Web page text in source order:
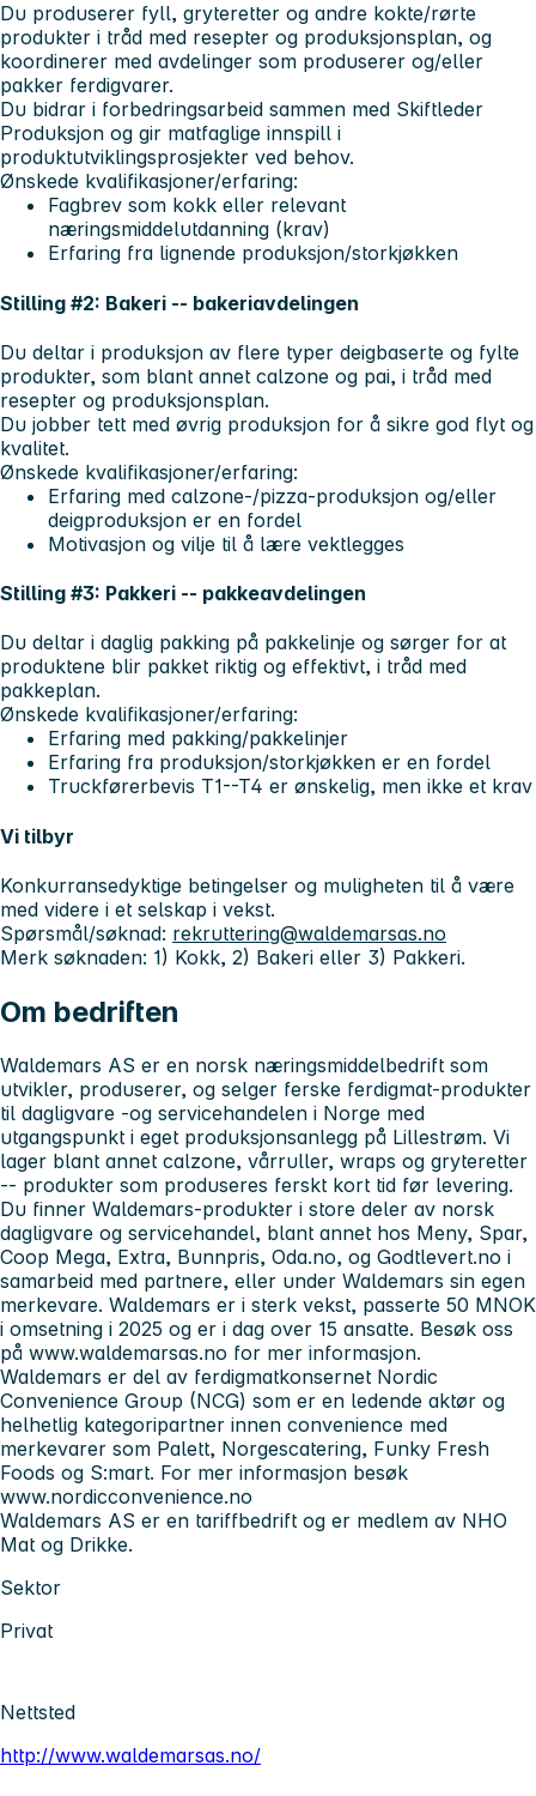
Du produserer fyll, gryteretter og andre kokte/rørte
produkter i tråd med resepter og produksjonsplan, og
koordinerer med avdelinger som produserer og/eller
pakker ferdigvarer.
Du bidrar i forbedringsarbeid sammen med Skiftleder
Produksjon og gir matfaglige innspill i
produktutviklingsprosjekter ved behov.
Ønskede kvalifikasjoner/erfaring:
Fagbrev som kokk eller relevant
næringsmiddelutdanning (krav)
Erfaring fra lignende produksjon/storkjøkken
Stilling #2: Bakeri -- bakeriavdelingen
Du deltar i produksjon av flere typer deigbaserte og fylte
produkter, som blant annet calzone og pai, i tråd med
resepter og produksjonsplan.
Du jobber tett med øvrig produksjon for å sikre god flyt og
kvalitet.
Ønskede kvalifikasjoner/erfaring:
Erfaring med calzone-/pizza‑produksjon og/eller
deigproduksjon er en fordel
Motivasjon og vilje til å lære vektlegges
Stilling #3: Pakkeri -- pakkeavdelingen
Du deltar i daglig pakking på pakkelinje og sørger for at
produktene blir pakket riktig og effektivt, i tråd med
pakkeplan.
Ønskede kvalifikasjoner/erfaring:
Erfaring med pakking/pakkelinjer
Erfaring fra produksjon/storkjøkken er en fordel
Truckførerbevis T1--T4 er ønskelig, men ikke et krav
Vi tilbyr
Konkurransedyktige betingelser og muligheten til å være
med videre i et selskap i vekst.
Spørsmål/søknad: rekruttering@waldemarsas.no
Merk søknaden: 1) Kokk, 2) Bakeri eller 3) Pakkeri.
Om bedriften
Waldemars AS er en norsk næringsmiddelbedrift som
utvikler, produserer, og selger ferske ferdigmat-produkter
til dagligvare -og servicehandelen i Norge med
utgangspunkt i eget produksjonsanlegg på Lillestrøm. Vi
lager blant annet calzone, vårruller, wraps og gryteretter
-- produkter som produseres ferskt kort tid før levering.
Du finner Waldemars-produkter i store deler av norsk
dagligvare og servicehandel, blant annet hos Meny, Spar,
Coop Mega, Extra, Bunnpris, Oda.no, og Godtlevert.no i
samarbeid med partnere, eller under Waldemars sin egen
merkevare. Waldemars er i sterk vekst, passerte 50 MNOK
i omsetning i 2025 og er i dag over 15 ansatte. Besøk oss
på www.waldemarsas.no for mer informasjon.
Waldemars er del av ferdigmatkonsernet Nordic
Convenience Group (NCG) som er en ledende aktør og
helhetlig kategoripartner innen convenience med
merkevarer som Palett, Norgescatering, Funky Fresh
Foods og S:mart. For mer informasjon besøk
www.nordicconvenience.no
Waldemars AS er en tariffbedrift og er medlem av NHO
Mat og Drikke.
Sektor
Privat
Nettsted
http://www.waldemarsas.no/